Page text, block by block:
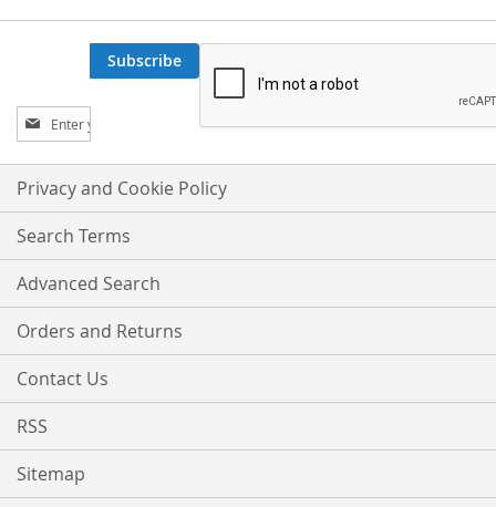
Sign
Up
for
Our
Newsletter:
Subscribe
Privacy and Cookie Policy
Search Terms
Advanced Search
Orders and Returns
Contact Us
RSS
Sitemap